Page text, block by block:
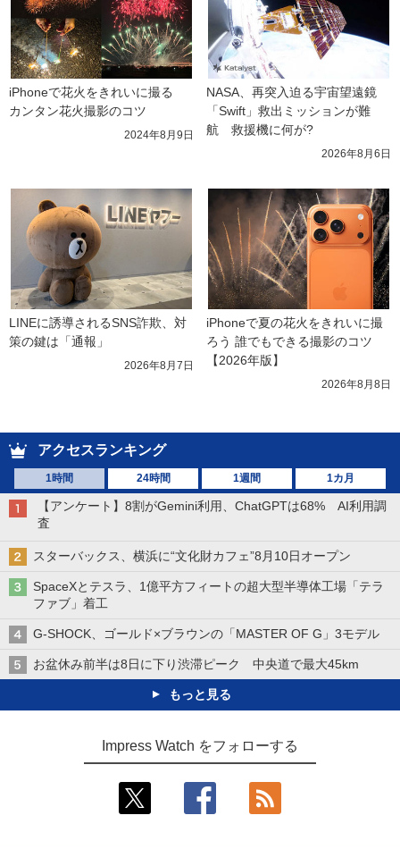
iPhoneで花火をきれいに撮る
カンタン花火撮影のコツ
2024年8月9日
NASA、再突入迫る宇宙望遠鏡
「Swift」救出ミッションが難
航　救援機に何が?
2026年8月6日
LINEに誘導されるSNS詐欺、対
策の鍵は「通報」
2026年8月7日
iPhoneで夏の花火をきれいに撮
ろう 誰でもできる撮影のコツ
【2026年版】
2026年8月8日
アクセスランキング
1時間 24時間 1週間 1カ月
【アンケート】8割がGemini利用、ChatGPTは68% AI利用調
査
スターバックス、横浜に“文化財カフェ”8月10日オープン
SpaceXとテスラ、1億平方フィートの超大型半導体工場「テラ
ファブ」着工
G-SHOCK、ゴールド×ブラウンの「MASTER OF G」3モデル
お盆休み前半は8日に下り渋滞ピーク 中央道で最大45km
もっと見る
Impress Watch をフォローする